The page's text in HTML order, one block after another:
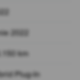
2022
km
Plug-In